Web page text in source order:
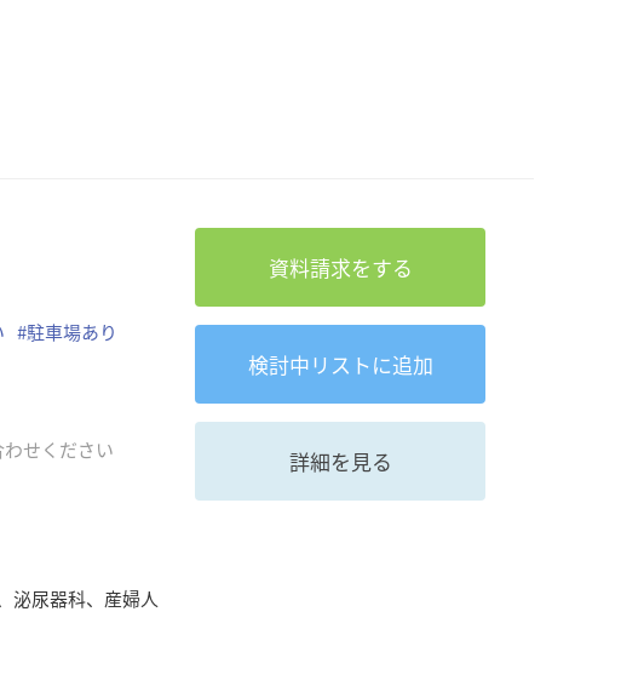
#駐車場あり
せください
泌尿器科、産婦人
資料請求をする
検討中リストに追加
詳細を見る